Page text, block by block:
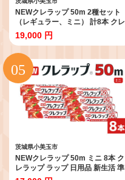
NEWクレラップ 50m 2種セット
（レギュラー、ミニ） 計8本 クレ
ラップ ラップ 日用品 新生活 準備
30cm 22cm 50m 30センチ 22セ
ンチ 50メートル クレラップミニ
お徳用 レギュラー ミニ 使いやす
い 切りやすい 引き出しやすい パ
ッと切れる キッチン用品 38-C
19,000 円
茨城県小美玉市
NEWクレラップ 50m ミニ 8本 ク
レラップ ラップ 日用品 新生活 準
備 22cm 50m 22センチ 50メート